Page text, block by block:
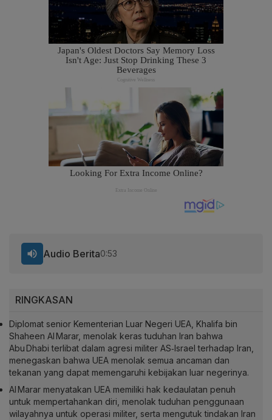
RINGKASAN
Diplomat senior Kementerian Luar Negeri UEA, Khalifa bin
Shaheen Al Marar, menolak keras tuduhan Iran bahwa
Abu Dhabi terlibat dalam agresi militer AS‑Israel terhadap Iran,
menegaskan bahwa UEA menolak semua ancaman dan
tekanan yang dapat memengaruhi kebijakan luar negerinya.
Al Marar menyatakan UEA memiliki hak kedaulatan penuh
untuk mempertahankan diri, menolak tuduhan penggunaan
wilayahnya untuk operasi militer, serta mengutuk tindakan Iran
Audio Berita0:53